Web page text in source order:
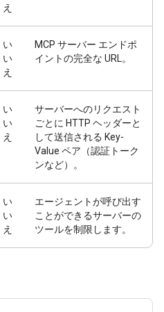
え
い
い
え
MCP サーバー エンドポ
イントの完全な URL。
い
い
え
サーバーへのリクエスト
ごとに HTTP ヘッダーと
して送信される Key-
Value ペア（認証トーク
ンなど）。
い
い
え
エージェントが呼び出す
ことができるサーバーの
ツールを制限します。